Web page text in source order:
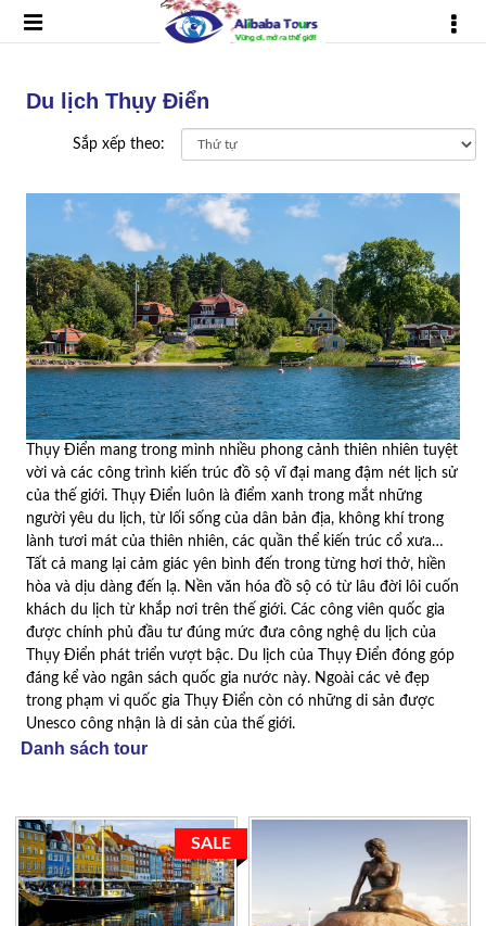
Du lịch Thụy Điển
Sắp xếp theo:
Thụy Điển mang trong mình nhiều phong cảnh thiên nhiên tuyệt
vời và các công trình kiến trúc đồ sộ vĩ đại mang đậm nét lịch sử
của thế giới. Thụy Điển luôn là điểm xanh trong mắt những
người yêu du lịch, từ lối sống của dân bản địa, không khí trong
lành tươi mát của thiên nhiên, các quần thể kiến trúc cổ xưa…
Tất cả mang lại cảm giác yên bình đến trong từng hơi thở, hiền
hòa và dịu dàng đến lạ. Nền văn hóa đồ sộ có từ lâu đời lôi cuốn
khách du lịch từ khắp nơi trên thế giới. Các công viên quốc gia
được chính phủ đầu tư đúng mức đưa công nghệ du lịch của
Thụy Điển phát triển vượt bậc. Du lịch của Thụy Điển đóng góp
đáng kể vào ngân sách quốc gia nước này. Ngoài các vẻ đẹp
trong phạm vi quốc gia Thụy Điển còn có những di sản được
Unesco công nhận là di sản của thế giới.
Danh sách tour
SALE